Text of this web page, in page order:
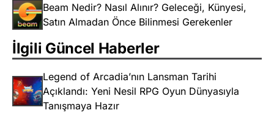
Beam Nedir? Nasıl Alınır? Geleceği, Künyesi,
Satın Almadan Önce Bilinmesi Gerekenler
İlgili Güncel Haberler
Legend of Arcadia’nın Lansman Tarihi
Açıklandı: Yeni Nesil RPG Oyun Dünyasıyla
Tanışmaya Hazır